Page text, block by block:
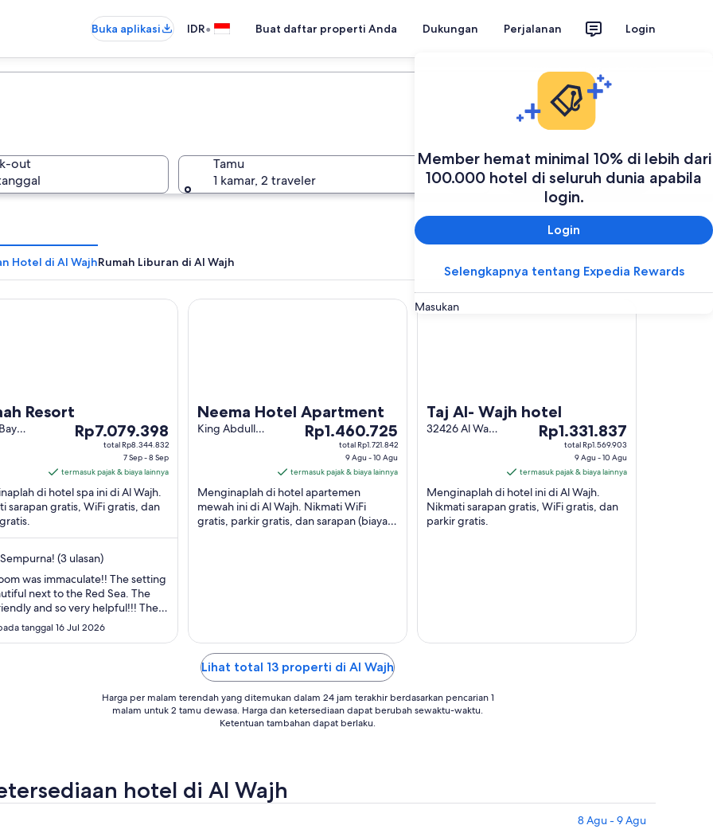
Buka aplikasi IDR• Buat daftar properti Anda Dukungan Perjalanan Login
Member hemat minimal 10% di lebih dari
100.000 hotel di seluruh dunia apabila
login.
Login
Selengkapnya tentang Expedia Rewards
Masukan
out
Tamu
1 kamar, 2 traveler
Cari
Hotel di Al WajhRumah Liburan di Al Wajh
Resort
Harga
Rp7.079.398
malam
dari
7
8
Sep
Rp7.079.398
total Rp8.344.832
7 Sep - 8 Sep
termasuk pajak & biaya lainnya
di hotel spa ini di Al Wajh.
sarapan gratis, WiFi gratis, dan
Sempurna! (3 ulasan)
was immaculate!! The setting
next to the Red Sea. The
and so very helpful!!! The
had fantastic food and the
We have a wonderful time,
tanggal 16 Jul 2026
Neema Hotel Apartment
King Abdullah
Harga
Rp1.460.725
malam
dari
9
Agu
Rp1.460.725
total Rp1.721.842
9 Agu - 10 Agu
termasuk pajak & biaya lainnya
Menginaplah di hotel apartemen
mewah ini di Al Wajh. Nikmati WiFi
gratis, parkir gratis, dan sarapan (biaya
Neema Hotel Apartment
Taj Al- Wajh hotel
32426 Al Wajh
Harga
Rp1.331.837
malam
dari
9
Rp1.331.837
total Rp1.569.903
9 Agu - 10 Agu
termasuk pajak & biaya lainnya
Menginaplah di hotel ini di Al Wajh.
Nikmati sarapan gratis, WiFi gratis, dan
parkir gratis.
Taj Al- Wajh hotel
Lihat total 13 properti di Al Wajh
Harga per malam terendah yang ditemukan dalam 24 jam terakhir berdasarkan pencarian 1
malam untuk 2 tamu dewasa. Harga dan ketersediaan dapat berubah sewaktu-waktu.
Ketentuan tambahan dapat berlaku.
hotel di Al Wajh
8 Agu - 9 Agu